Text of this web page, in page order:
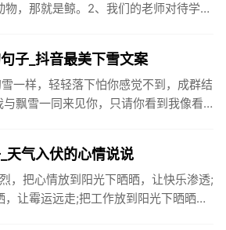
，那就是鲸。2、我们的老师对待学生
子_抖音最美下雪文案
一样，轻轻落下怕你感觉不到，成群结
飘雪一同来见你，只请你看到我像看
天气入伏的心情说说
，把心情放到阳光下晒晒，让快乐渗透;
让霉运远走;把工作放到阳光下晒晒，